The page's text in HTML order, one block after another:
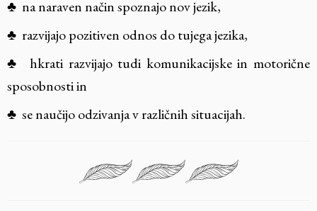
♣ na naraven način spoznajo nov jezik,
♣ razvijajo pozitiven odnos do tujega jezika,
♣ hkrati razvijajo tudi komunikacijske in motorične
sposobnosti in
♣ se naučijo odzivanja v različnih situacijah.